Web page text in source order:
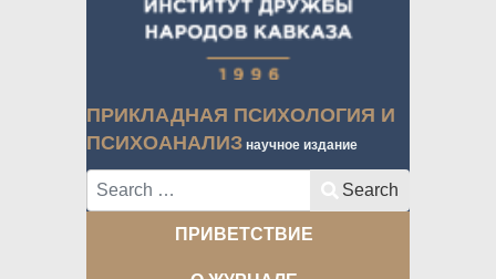
ПРИКЛАДНАЯ ПСИХОЛОГИЯ И
ПСИХОАНАЛИЗ научное издание
Search Search
ПРИВЕТСТВИЕ